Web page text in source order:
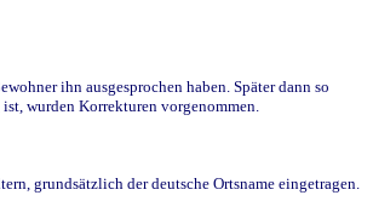
ihn ausgesprochen haben. Später dann so
wurden Korrekturen vorgenommen.
grundsätzlich der deutsche Ortsname eingetragen.